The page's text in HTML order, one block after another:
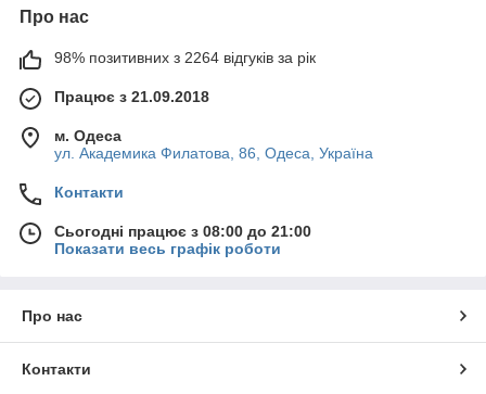
Про нас
98% позитивних з 2264 відгуків за рік
Працює з 21.09.2018
м. Одеса
ул. Академика Филатова, 86, Одеса, Україна
Контакти
Сьогодні працює з 08:00 до 21:00
Показати весь графік роботи
Про нас
Контакти